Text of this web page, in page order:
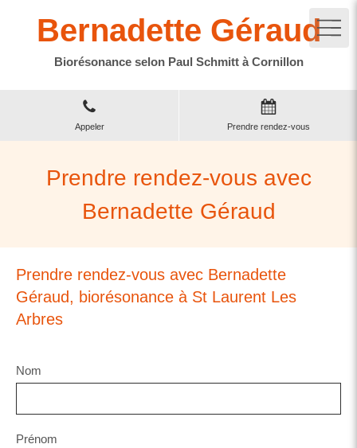
Bernadette Géraud
Biorésonance selon Paul Schmitt à Cornillon
Appeler Prendre rendez-vous
Prendre rendez-vous avec
Bernadette Géraud
Prendre rendez-vous avec Bernadette
Géraud, biorésonance à St Laurent Les
Arbres
Nom
Prénom